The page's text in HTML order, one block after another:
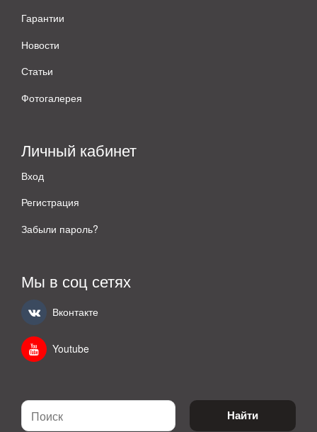
Гарантии
Новости
Статьи
Фотогалерея
Личный кабинет
Вход
Регистрация
Забыли пароль?
Мы в соц сетях
Вконтакте
Youtube
Найти